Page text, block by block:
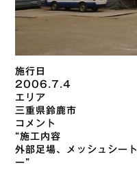
施行日
2006.7.4
エリア
三重県鈴鹿市
コメント
“施工内容
外部足場、メッシュシー
ー”